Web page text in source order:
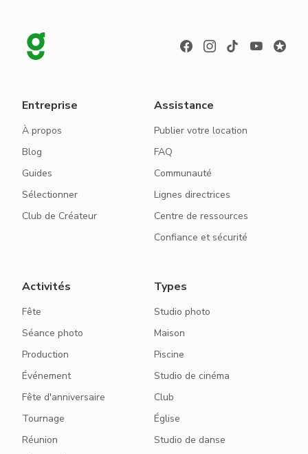
Entreprise
À propos
Blog
Guides
Sélectionner
Club de Créateur
Assistance
Publier votre location
FAQ
Communauté
Lignes directrices
Centre de ressources
Confiance et sécurité
Activités
Fête
Séance photo
Production
Événement
Fête d'anniversaire
Tournage
Réunion
Types
Studio photo
Maison
Piscine
Studio de cinéma
Club
Église
Studio de danse